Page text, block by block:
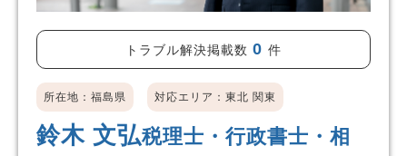
トラブル解決掲載数 0 件
所在地：福島県 対応エリア：東北 関東
鈴木 文弘税理士・行政書士・相